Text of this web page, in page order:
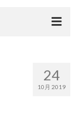
24
10月 2019